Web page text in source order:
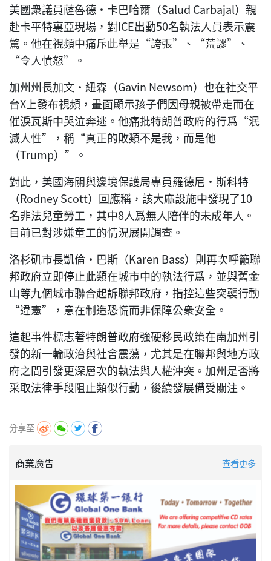
美國衆議員薩魯德·卡巴哈爾（Salud Carbajal）親
赴卡平特裏亞現場，對ICE出動50名執法人員表示震
驚。他在視頻中痛斥此舉是“誇張”、“荒謬”、
“令人憤怒”。
加州州長加文·紐森（Gavin Newsom）也在社交平
台X上發布視頻，畫面顯示孩子們因母親被帶走而在
催淚瓦斯中哭泣奔逃。他痛批特朗普政府的行爲“泯
滅人性”，稱“真正的敗類不是我，而是他
（Trump）”。
對此，美國海關與邊境保護局專員羅德尼·斯科特
（Rodney Scott）回應稱，該大麻設施中發現了10
名非法兒童勞工，其中8人爲無人陪伴的未成年人。
目前已對涉嫌童工的情況展開調查。
洛杉矶市長凱倫·巴斯（Karen Bass）則再次呼籲聯
邦政府立即停止此類在城市中的執法行爲，並與舊金
山等九個城市聯合起訴聯邦政府，指控這些突襲行動
“違憲”，意在制造恐慌而非保障公衆安全。
這起事件標志著特朗普政府強硬移民政策在南加州引
發的新一輪政治與社會震蕩，尤其是在聯邦與地方政
府之間引發更深層次的執法與人權沖突。加州是否將
采取法律手段阻止類似行動，後續發展備受關注。
分享至
商業廣告 查看更多